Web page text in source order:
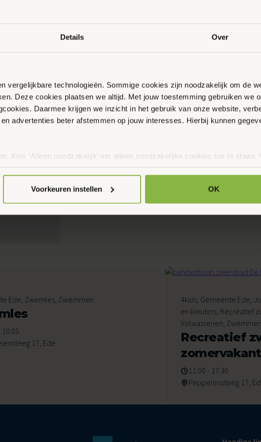
Details Over
vergelijkbare technologieën. Sommige cookies zijn noodzakelijk om de
Deze cookies plaatsen we altijd. Met jouw toestemming gebruiken we
Daarmee krijgen we inzicht in het gebruik van onze website,
advertenties beter afstemmen op jouw interesses. Hierbij kunnen
Kies ‘Alleen noodzakelijk’ om alleen noodzakelijke cookies toe te staan.
Voorkeuren instellen OK
2026
Ede, Zwemles, Zwemmen
10:05
17, Ede
8
Augustus 2026
4kids, Gemeente Ede,
en kleuters, Recreatief
Volwassenen, Zwemmen
Recreatief
11:00 - 17:30
Peppelensteeg 17,